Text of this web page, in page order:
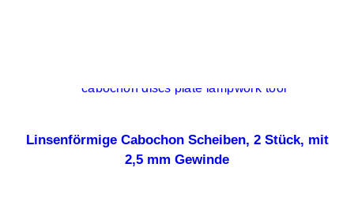
Linsenförmige Cabochon Scheiben, 2 Stück, mit
2,5 mm Gewinde